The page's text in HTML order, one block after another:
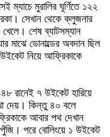
ম্যাচে মুরালির ঘূর্ণিতে ১২২
সেখান থেকে ক্লুজনার
শেষ ব্যাটসম্যান
মাঝে ডোনাল্ডের অবদান ছিল
নিয়ে আফ্রিকাকে
রানেই ৭ উইকেট হারিয়ে
দেয়। কিন্তু ৪০ বলে
আবার পথ দেখান
পরে বোলিংয়ে ১ উইকেট